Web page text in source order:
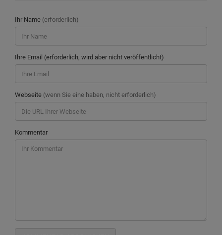
Ihr Name (erforderlich)
Ihre Email (erforderlich, wird aber nicht veröffentlicht)
Webseite (wenn Sie eine haben, nicht erforderlich)
Kommentar